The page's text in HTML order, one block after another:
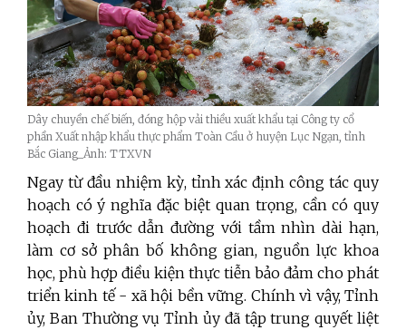
Dây chuyền chế biến, đóng hộp vải thiều xuất khẩu tại Công ty cổ
phần Xuất nhập khẩu thực phẩm Toàn Cầu ở huyện Lục Ngạn, tỉnh
Bắc Giang_Ảnh: TTXVN
Ngay từ đầu nhiệm kỳ, tỉnh xác định công tác quy
hoạch có ý nghĩa đặc biệt quan trọng, cần có quy
hoạch đi trước dẫn đường với tầm nhìn dài hạn,
làm cơ sở phân bố không gian, nguồn lực khoa
học, phù hợp điều kiện thực tiễn bảo đảm cho phát
triển kinh tế - xã hội bền vững. Chính vì vậy, Tỉnh
ủy, Ban Thường vụ Tỉnh ủy đã tập trung quyết liệt